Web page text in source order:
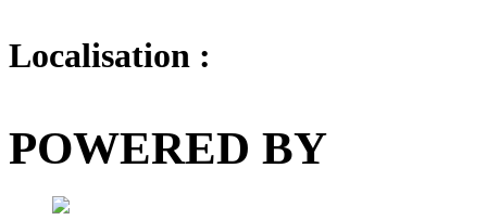
Localisation :
POWERED BY